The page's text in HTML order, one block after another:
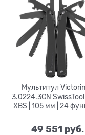
Мультитул
3.0224.3CN
XBS | 105 мм | 24
49 551 руб.